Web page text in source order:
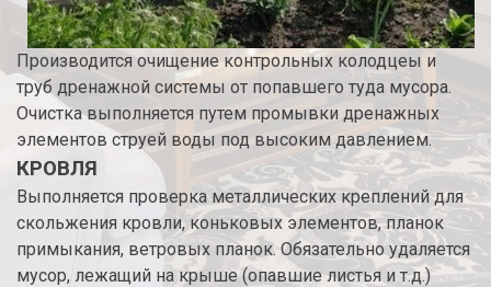
Производится очищение контрольных колодцеы и
труб дренажной системы от попавшего туда мусора.
Очистка выполняется путем промывки дренажных
элементов струей воды под высоким давлением.
КРОВЛЯ
Выполняется проверка металлических креплений для
скольжения кровли, коньковых элементов, планок
примыкания, ветровых планок. Обязательно удаляется
мусор, лежащий на крыше (опавшие листья и т.д.)